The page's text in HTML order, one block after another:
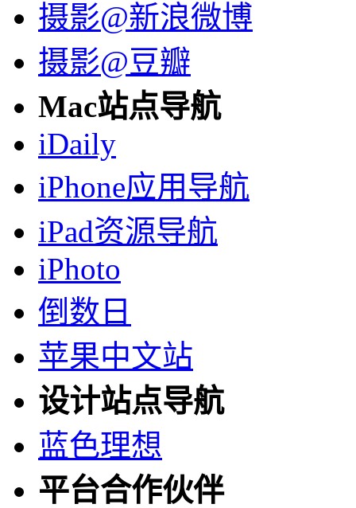
摄影@新浪微博
摄影@豆瓣
Mac站点导航
iDaily
iPhone应用导航
iPad资源导航
iPhoto
倒数日
苹果中文站
设计站点导航
蓝色理想
平台合作伙伴